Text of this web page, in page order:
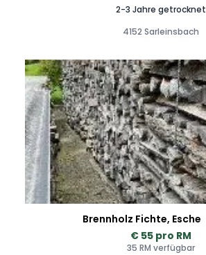
2-3 Jahre getrocknet
4152 Sarleinsbach
Brennholz Fichte, Esche
€ 55 pro RM
35 RM verfügbar